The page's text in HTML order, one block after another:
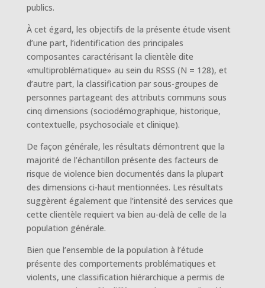
publics.
À cet égard, les objectifs de la présente étude visent
d’une part, l’identification des principales
composantes caractérisant la clientèle dite
«multiproblématique» au sein du RSSS (N = 128), et
d’autre part, la classification par sous-groupes de
personnes partageant des attributs communs sous
cinq dimensions (sociodémographique, historique,
contextuelle, psychosociale et clinique).
De façon générale, les résultats démontrent que la
majorité de l’échantillon présente des facteurs de
risque de violence bien documentés dans la plupart
des dimensions ci-haut mentionnées. Les résultats
suggèrent également que l’intensité des services que
cette clientèle requiert va bien au-delà de celle de la
population générale.
Bien que l’ensemble de la population à l’étude
présente des comportements problématiques et
violents, une classification hiérarchique a permis de